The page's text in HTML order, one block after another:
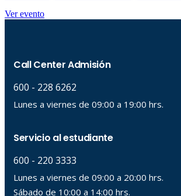
Ver evento